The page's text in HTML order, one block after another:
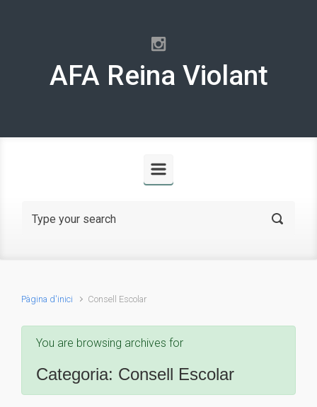
AFA Reina Violant
Pàgina d'inici Consell Escolar
You are browsing archives for
Categoria: Consell Escolar